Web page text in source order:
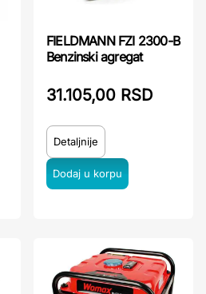
FIELDMANN FZI 2300-B
Benzinski agregat
31.105,00 RSD
Detaljnije